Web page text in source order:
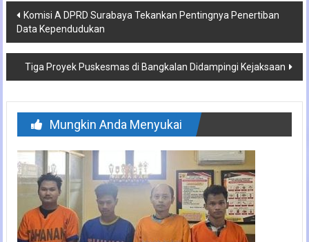
Navigasi
pos
Komisi A DPRD Surabaya Tekankan Pentingnya Penertiban
Data Kependudukan
Tiga Proyek Puskesmas di Bangkalan Didampingi Kejaksaan
Mungkin Anda Menyukai